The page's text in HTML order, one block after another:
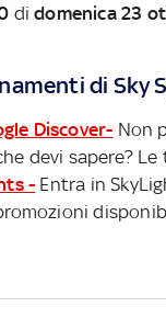
didomenica 23
di Sky
Discover- Non
devi sapere?
- Entra in